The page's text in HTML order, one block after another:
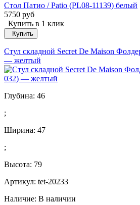
Стол Патио / Patio (PL08-11139) белый
5750 руб
Купить в 1 клик
Купить
Стул складной Secret De Maison
— желтый
Глубина: 46
;
Ширина: 47
;
Высота: 79
Артикул: tet-20233
Наличие: В наличии